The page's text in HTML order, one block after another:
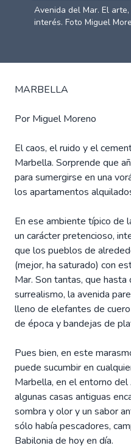
Avenida del Mar. El
interés. Foto Miguel
MARBELLA
Por Miguel Moreno
El caos, el ruido y el
Marbella. Sorprende que
para sumergirse en una
los apartamentos
En ese ambiente típico de
un carácter pretencioso,
que los pueblos de
(mejor, ha saturado) con
Mar. Son tantas, que
surrealismo, la avenida
lleno de elefantes de
de época y bandejas de
Pues bien, en este
puede sucumbir en
Marbella, en el entorno
algunas casas antiguas
sombra y olor y un sabor
sólo había pescadores,
Babilonia de hoy en día.